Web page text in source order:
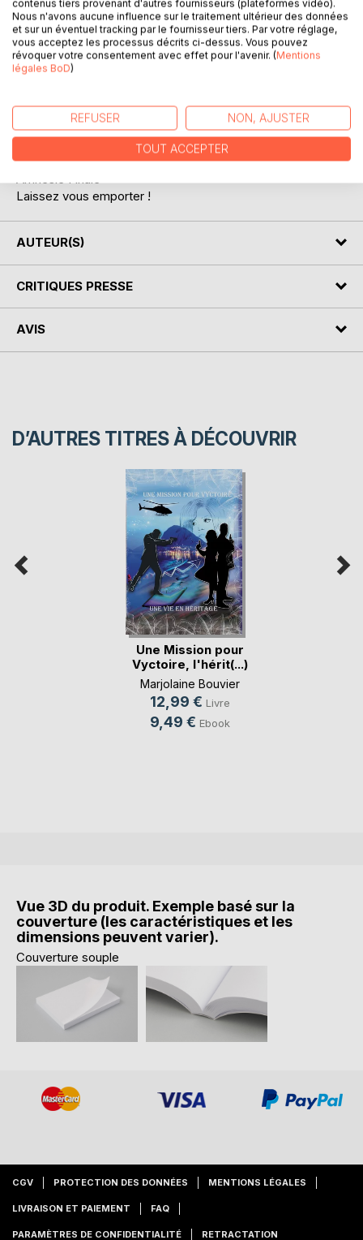
Musique
Oppression
Chantage
Pouvoir
Argent
Amour
Pardon
La Rédemption du Phoenix
Secret en Danger
Amnésie Finale
Laissez vous emporter !
AUTEUR(S)
CRITIQUES PRESSE
AVIS
D’AUTRES TITRES À DÉCOUVRIR
Une Mission pour
Vyctoire, l'hérit(...)
Marjolaine Bouvier
12,99 € Livre
9,49 € Ebook
Vue 3D du produit. Exemple basé sur la
couverture (les caractéristiques et les
dimensions peuvent varier).
Couverture souple
CGV PROTECTION DES DONNÉES MENTIONS LÉGALES
LIVRAISON ET PAIEMENT FAQ
PARAMÈTRES DE CONFIDENTIALITÉ RETRACTATION
contenus tiers provenant d'autres fournisseurs (plateformes vidéo).
Nous n'avons aucune influence sur le traitement ultérieur des données
et sur un éventuel tracking par le fournisseur tiers. Par votre réglage,
vous acceptez les processus décrits ci-dessus. Vous pouvez
révoquer votre consentement avec effet pour l'avenir. (Mentions
légales BoD)
REFUSER NON, AJUSTER
TOUT ACCEPTER